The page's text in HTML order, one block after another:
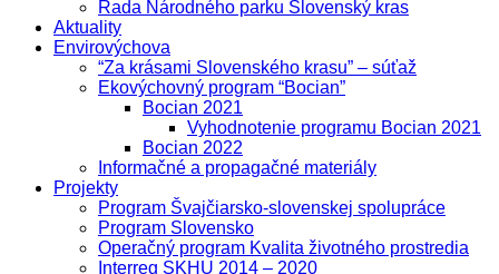
Rada Národného parku Slovenský kras
Aktuality
Envirovýchova
“Za krásami Slovenského krasu” – súťaž
Ekovýchovný program “Bocian”
Bocian 2021
Vyhodnotenie programu Bocian 2021
Bocian 2022
Informačné a propagačné materiály
Projekty
Program Švajčiarsko-slovenskej spolupráce
Program Slovensko
Operačný program Kvalita životného prostredia
Interreg SKHU 2014 – 2020